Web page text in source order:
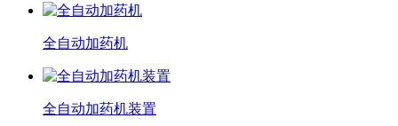
全自动加药机
全自动加药机装置